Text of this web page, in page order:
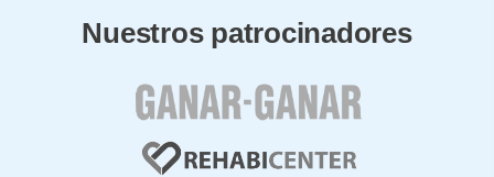
Nuestros patrocinadores